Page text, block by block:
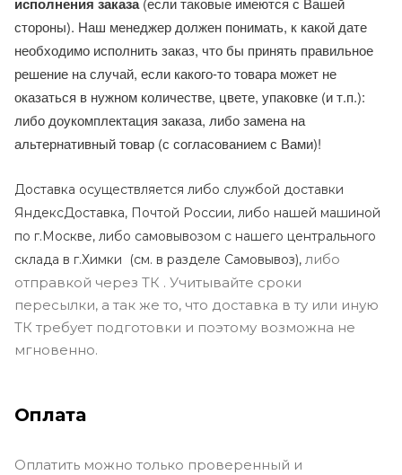
исполнения заказа
стороны). Наш менеджер должен понимать, к какой дате
необходимо исполнить заказ, что бы принять правильное
решение на случай, если какого-то товара может не
оказаться в нужном количестве, цвете, упаковке (и т.п.):
либо доукомплектация заказа, либо замена на
альтернативный товар (с согласованием с Вами)!
Доставка осуществляется либо службой доставки
ЯндексДоставка, Почтой России, либо нашей машиной
по г.Москве, либо самовывозом с нашего центрального
склада в г.Химки (см. в разделе Самовывоз), либо
отправкой через ТК . Учитывайте сроки
пересылки, а так же то, что доставка в ту или иную
ТК требует подготовки и поэтому возможна не
мгновенно.
Оплата
Оплатить можно только проверенный и